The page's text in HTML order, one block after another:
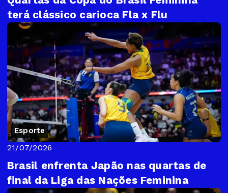
terá clássico carioca Fla x Flu
Esporte
21/07/2026
Brasil enfrenta Japão nas quartas de
final da Liga das Nações Feminina